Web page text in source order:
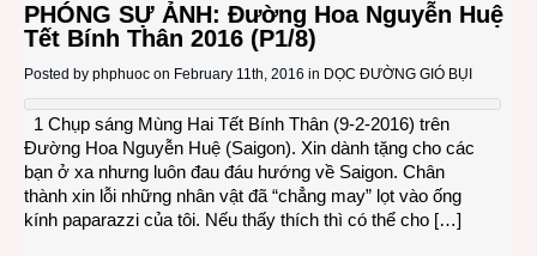
PHÓNG SỰ ẢNH: Đường Hoa Nguyễn Huệ
Tết Bính Thân 2016 (P1/8)
Posted by phphuoc on February 11th, 2016 in DỌC ĐƯỜNG GIÓ BỤI
1 Chụp sáng Mùng Hai Tết Bính Thân (9-2-2016) trên
Đường Hoa Nguyễn Huệ (Saigon). Xin dành tặng cho các
bạn ở xa nhưng luôn đau đáu hướng về Saigon. Chân
thành xin lỗi những nhân vật đã “chẳng may” lọt vào ống
kính paparazzi của tôi. Nếu thấy thích thì có thể cho […]